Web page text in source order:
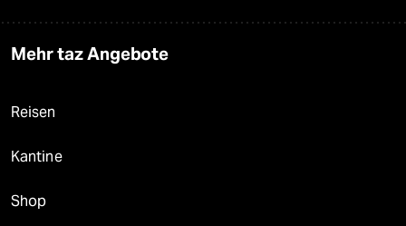
Mehr taz Angebote
Reisen
Kantine
Shop